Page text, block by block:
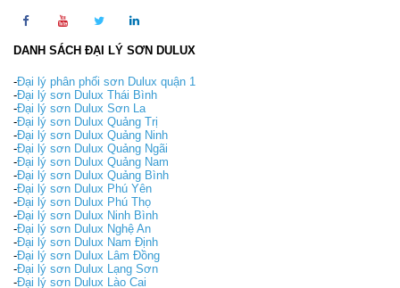
DANH SÁCH ĐẠI LÝ SƠN DULUX
-Đại lý phân phối sơn Dulux quận 1
-Đại lý sơn Dulux Thái Bình
-Đại lý sơn Dulux Sơn La
-Đại lý sơn Dulux Quảng Trị
-Đại lý sơn Dulux Quảng Ninh
-Đại lý sơn Dulux Quảng Ngãi
-Đại lý sơn Dulux Quảng Nam
-Đại lý sơn Dulux Quảng Bình
-Đại lý sơn Dulux Phú Yên
-Đại lý sơn Dulux Phú Thọ
-Đại lý sơn Dulux Ninh Bình
-Đại lý sơn Dulux Nghệ An
-Đại lý sơn Dulux Nam Định
-Đại lý sơn Dulux Lâm Đồng
-Đại lý sơn Dulux Lạng Sơn
-Đại lý sơn Dulux Lào Cai